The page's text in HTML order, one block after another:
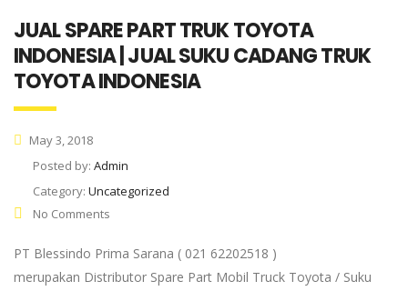
JUAL SPARE PART TRUK TOYOTA
INDONESIA | JUAL SUKU CADANG TRUK
TOYOTA INDONESIA
May 3, 2018
Posted by: Admin
Category: Uncategorized
No Comments
PT Blessindo Prima Sarana ( 021 62202518 )
merupakan Distributor Spare Part Mobil Truck Toyota / Suku